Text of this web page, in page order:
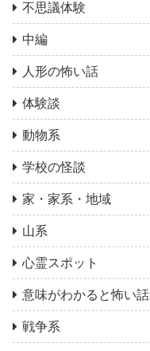
不思議体験
中編
人形の怖い話
体験談
動物系
学校の怪談
家・家系・地域
山系
心霊スポット
意味がわかると怖い話
戦争系